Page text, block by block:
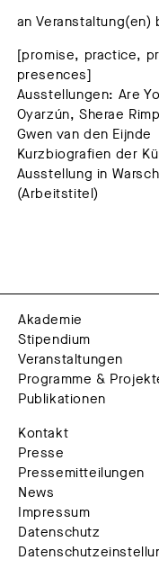
an Veranstaltung(en)
[promise, practice,
presences]
Ausstellungen: Are
Oyarzún, Sherae
Gwen van den Eijnde
Kurzbiografien der
Ausstellung in
(Arbeitstitel)
Akademie
Stipendium
Veranstaltungen
Programme &
Publikationen
Kontakt
Presse
Pressemitteilungen
News
Impressum
Datenschutz